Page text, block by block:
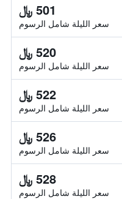
501 ﷼
سعر الليلة شامل الرسوم
520 ﷼
سعر الليلة شامل الرسوم
522 ﷼
سعر الليلة شامل الرسوم
526 ﷼
سعر الليلة شامل الرسوم
528 ﷼
سعر الليلة شامل الرسوم